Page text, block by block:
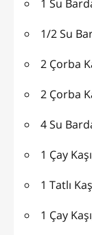
1 Su
1/2 Su
2 Çorba
2 Çorba
4 Su
1 Çay
1 Tatlı
1 Çay